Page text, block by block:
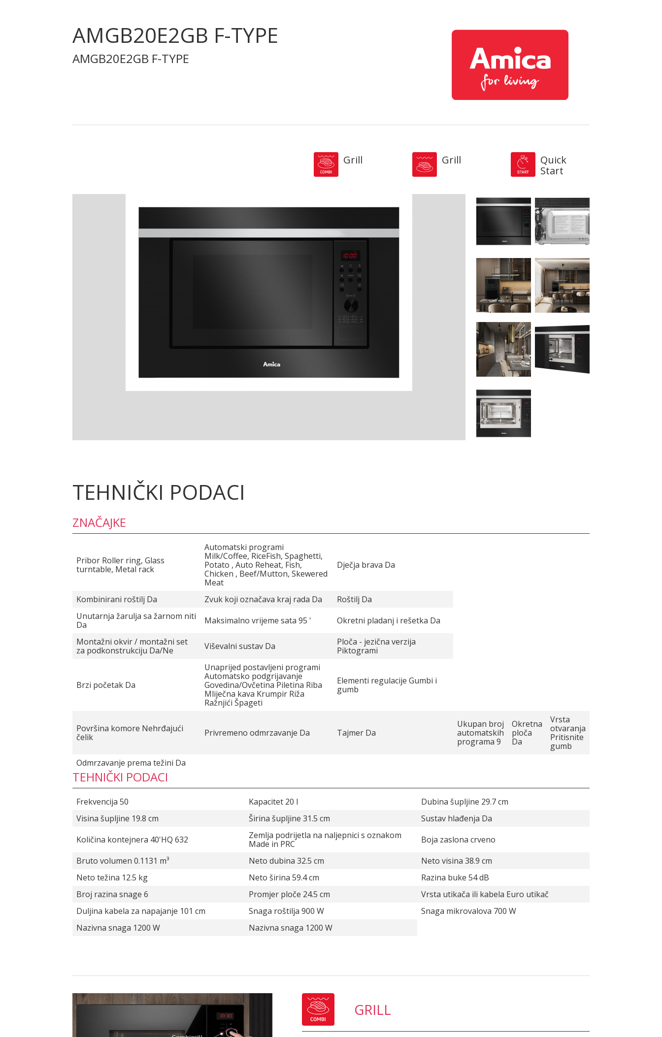
AMGB20E2GB F-TYPE
AMGB20E2GB F-TYPE
Grill Grill
Quick
Start
TEHNIČKI PODACI
ZNAČAJKE
Pribor Roller ring, Glass
turntable, Metal rack
Automatski programi
Milk/Coffee, RiceFish, Spaghetti,
Potato , Auto Reheat, Fish,
Chicken , Beef/Mutton, Skewered
Meat
Dječja brava Da
Kombinirani roštilj Da Zvuk koji označava kraj rada Da
Roštilj Da
Unutarnja žarulja sa žarnom niti
Da
Maksimalno vrijeme sata 95 '
Okretni pladanj i rešetka Da
Montažni okvir / montažni set
za podkonstrukciju Da/Ne
Viševalni sustav Da
Ploča - jezična verzija
Piktogrami
Brzi početak Da
Unaprijed postavljeni programi
Automatsko podgrijavanje
Govedina/Ovčetina Piletina Riba
Mliječna kava Krumpir Riža
Ražnjići Špageti
Elementi regulacije Gumbi i
gumb
Površina komore Nehrđajući
čelik
Privremeno odmrzavanje Da Tajmer Da
Ukupan broj
automatskih
programa 9
Okretna
ploča
Da
Vrsta
otvaranja
Pritisnite
gumb
Odmrzavanje prema težini Da
TEHNIČKI PODACI
Frekvencija 50 Kapacitet 20 l
Dubina šupljine 29.7 cm
Visina šupljine 19.8 cm
Širina šupljine 31.5 cm
Sustav hlađenja Da
Količina kontejnera 40'HQ 632
Zemlja podrijetla na naljepnici s oznakom
Made in PRC
Boja zaslona crveno
Bruto volumen 0.1131 m³
Neto dubina 32.5 cm
Neto visina 38.9 cm
Neto težina 12.5 kg
Neto širina 59.4 cm
Razina buke 54 dB
Broj razina snage 6
Promjer ploče 24.5 cm
Vrsta utikača ili kabela Euro utikač
Duljina kabela za napajanje 101 cm
Snaga roštilja 900 W
Snaga mikrovalova 700 W
Nazivna snaga 1200 W
Nazivna snaga 1200 W
GRILL